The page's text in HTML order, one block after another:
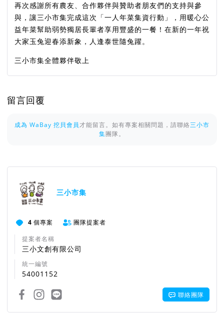
再次感謝所有農友、合作夥伴與贊助者朋友們的支持與參
與，讓三小市集完成這次「一人年菜集資行動」，用暖心公
益年菜幫助弱勢獨居長輩者享用豐盛的一餐！在新的一年祝
大家玉兔迎春添新象，人逢泰世隨兔躍。
三小市集全體夥伴敬上
留言回覆
成為 WaBay 挖貝會員才能留言。如有專案相關問題，請聯絡三小市
集團隊。
三小市集
4 個專案
團隊提案者
提案者名稱
三小文創有限公司
統一編號
54001152
聯絡團隊